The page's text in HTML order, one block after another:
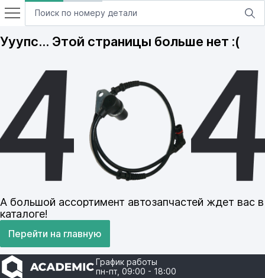
Ууупс… Этой страницы больше нет :(
А большой ассортимент автозапчастей ждет вас в
каталоге!
Перейти на главную
График работы
пн-пт, 09:00 - 18:00